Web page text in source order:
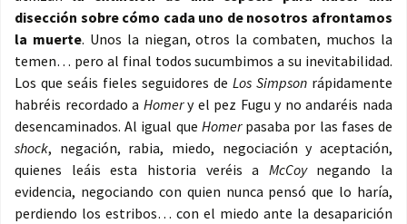
disección sobre cómo cada uno de nosotros afrontamos
la muerte. Unos la niegan, otros la combaten, muchos la
temen… pero al final todos sucumbimos a su inevitabilidad.
Los que seáis fieles seguidores de Los Simpson rápidamente
habréis recordado a Homery el pez Fugu y no andaréis nada
desencaminados. Al igual que Homer pasaba por las fases de
shock, negación, rabia, miedo, negociación y aceptación,
quienes leáis esta historia veréis a McCoy negando la
evidencia, negociando con quien nunca pensó que lo haría,
perdiendo los estribos… con el miedo ante la desaparición